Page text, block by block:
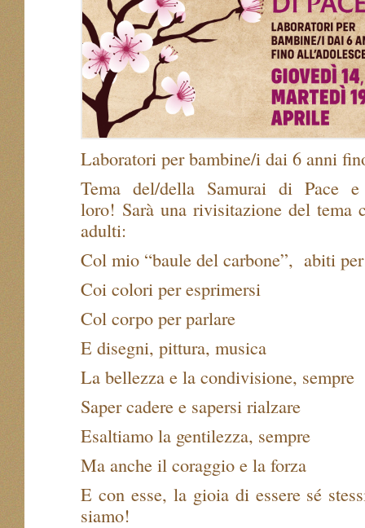
Laboratori per bambine/i dai 6 anni
Tema del/della Samurai di Pace
loro! Sarà una rivisitazione del tema
adulti:
Col mio “baule del carbone”, abiti
Coi colori per esprimersi
Col corpo per parlare
E disegni, pittura, musica
La bellezza e la condivisione, sempre
Saper cadere e sapersi rialzare
Esaltiamo la gentilezza, sempre
Ma anche il coraggio e la forza
E con esse, la gioia di essere sé
siamo!